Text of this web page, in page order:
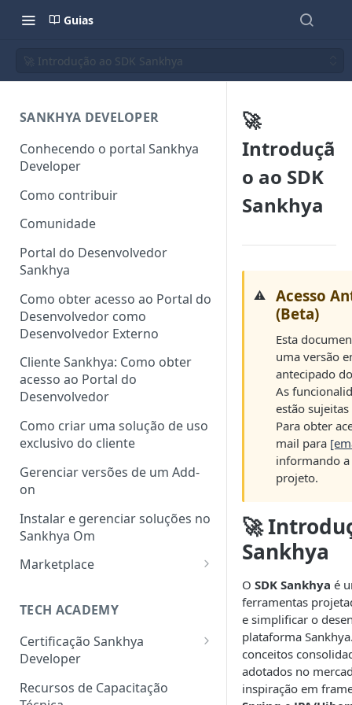
Guias
🚀 Introdução ao SDK Sankhya
SANKHYA DEVELOPER
Conhecendo o portal Sankhya
Developer
Como contribuir
Comunidade
Portal do Desenvolvedor
Sankhya
Como obter acesso ao Portal do
Desenvolvedor como
Desenvolvedor Externo
Cliente Sankhya: Como obter
acesso ao Portal do
Desenvolvedor
Como criar uma solução de uso
exclusivo do cliente
Gerenciar versões de um Add-
on
Instalar e gerenciar soluções no
Sankhya Om
Marketplace
no Marketplace via Portal do
TECH ACADEMY
Certificação Sankhya
Developer
Associate Framework (Back-
end)
Recursos de Capacitação
🚀
Introduçã
o ao SDK
Sankhya
⚠️
Acesso
(Beta)
Esta
uma versão
antecipado
As
estão
Para obter
mail para
informando
projeto.
🚀
Sankhya
O SDK Sankhya é
ferramentas
e simplificar o
plataforma
conceitos
adotados no
inspiração em